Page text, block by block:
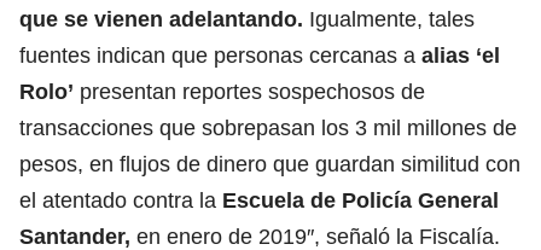
que se vienen adelantando. Igualmente, tales
fuentes indican que personas cercanas a alias ‘el
Rolo’ presentan reportes sospechosos de
transacciones que sobrepasan los 3 mil millones de
pesos, en flujos de dinero que guardan similitud con
el atentado contra la Escuela de Policía General
Santander, en enero de 2019″, señaló la Fiscalía.